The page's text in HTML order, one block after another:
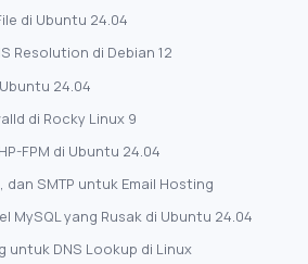
di Ubuntu 24.04
Resolution di Debian 12
24.04
di Rocky Linux 9
FPM di Ubuntu 24.04
dan SMTP untuk Email Hosting
MySQL yang Rusak di Ubuntu 24.04
untuk DNS Lookup di Linux